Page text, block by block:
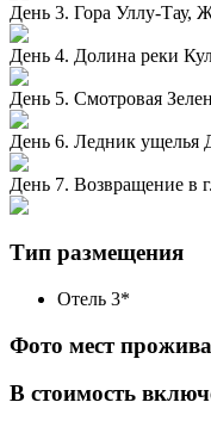
День 3. Гора Уллу-Тау,
День 4. Долина реки
День 5. Смотровая
День 6. Ледник ущелья
День 7. Возвращение в
Тип размещения
Отель 3*
Фото мест
В стоимость